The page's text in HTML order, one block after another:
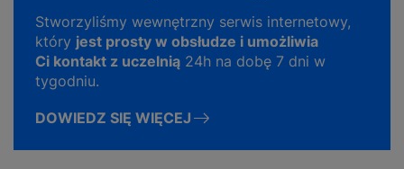
Stworzyliśmy wewnętrzny serwis internetowy,
który jest prosty w obsłudze i umożliwia
Ci kontakt z uczelnią 24h na dobę 7 dni w
tygodniu.
DOWIEDZ SIĘ WIĘCEJ